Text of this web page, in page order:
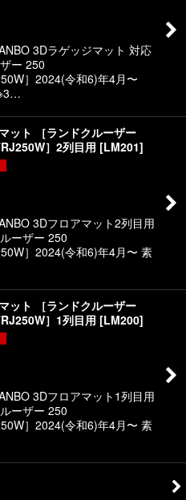
込む
3Dラゲッジマット 対応
ー 250
］2024(令和6)年4月〜
ット ［ランドクルーザー
］2列目用 [LM201]
3Dフロアマット2列目用
ーザー 250
］2024(令和6)年4月〜 素
ット ［ランドクルーザー
］1列目用 [LM200]
3Dフロアマット1列目用
ーザー 250
］2024(令和6)年4月〜 素